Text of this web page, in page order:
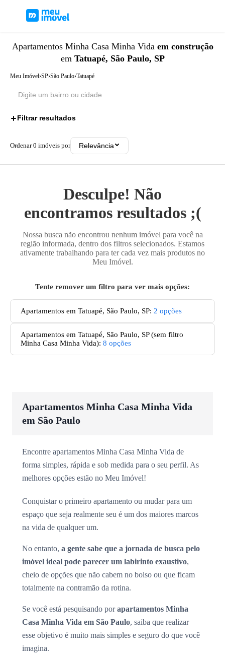
Apartamentos Minha Casa Minha Vida em construção
em Tatuapé, São Paulo, SP
Meu Imóvel›SP›São Paulo›Tatuapé
Filtrar resultados
Ordenar0 imóveis por Relevância
Desculpe! Não
encontramos resultados ;(
Nossa busca não encontrou nenhum imóvel para você na
região informada, dentro dos filtros selecionados. Estamos
ativamente trabalhando para ter cada vez mais produtos no
Meu Imóvel.
Tente remover um filtro para ver mais opções:
Apartamentos em Tatuapé, São Paulo, SP: 2 opções
Apartamentos em Tatuapé, São Paulo, SP(sem filtro
Minha Casa Minha Vida): 8 opções
Apartamentos Minha Casa Minha Vida
em São Paulo
Encontre apartamentos Minha Casa Minha Vida de
forma simples, rápida e sob medida para o seu perfil. As
melhores opções estão no Meu Imóvel!
Conquistar o primeiro apartamento ou mudar para um
espaço que seja realmente seu é um dos maiores marcos
na vida de qualquer um.
No entanto, a gente sabe que a jornada de busca pelo
imóvel ideal pode parecer um labirinto exaustivo,
cheio de opções que não cabem no bolso ou que ficam
totalmente na contramão da rotina.
Se você está pesquisando porapartamentos Minha
Casa Minha Vida em São Paulo, saiba que realizar
esse objetivo é muito mais simples e seguro do que você
imagina.